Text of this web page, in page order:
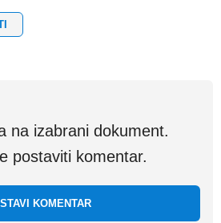
na izabrani dokument.
postaviti komentar.
KOMENTAR